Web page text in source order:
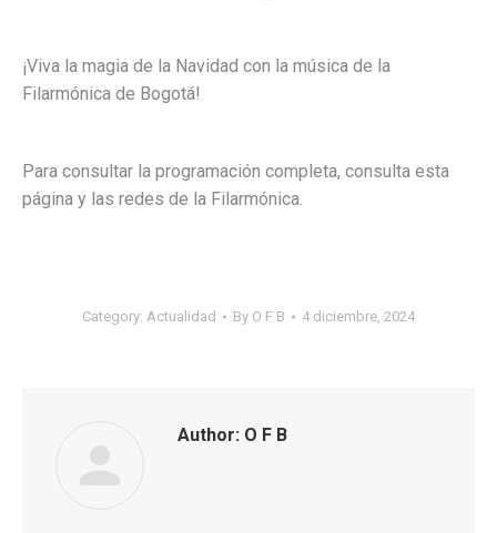
¡Viva la magia de la Navidad con la música de la
Filarmónica de Bogotá!
Para consultar la programación completa, consulta esta
página y las redes de la Filarmónica.
Category: Actualidad By O F B 4 diciembre, 2024
Author: O F B